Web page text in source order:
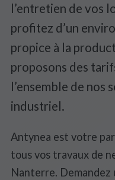
l’entretien de vos
profitez d’un
propice à la
proposons des
l’ensemble de nos
industriel.
Antynea est votre
tous vos travaux de
Nanterre. Demandez